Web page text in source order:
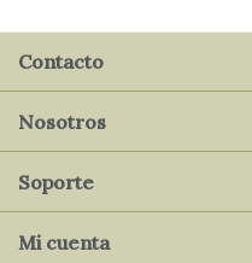
Contacto
Nosotros
Soporte
Mi cuenta